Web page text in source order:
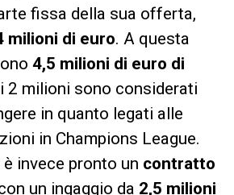
fissa della sua offerta,
milioni di euro. A questa
4,5 milioni di euro di
2 milioni sono considerati
in quanto legati alle
in Champions League.
invece pronto un contratto
un ingaggio da 2,5 milioni